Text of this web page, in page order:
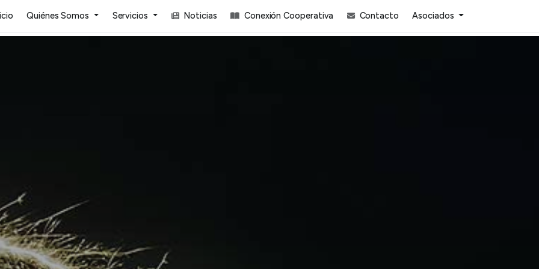
Quiénes Somos Servicios Noticias Conexión Cooperativa Contacto Asociados